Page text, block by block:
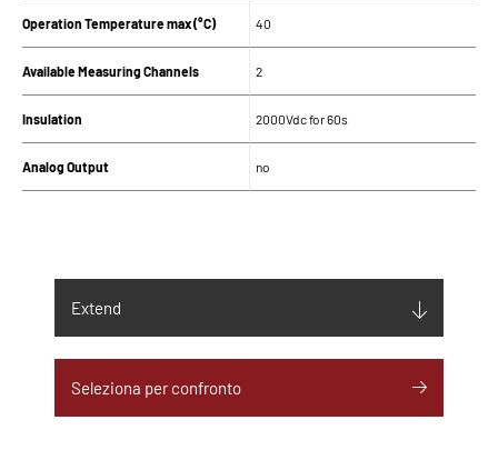
Operation Temperature max (°C)
Available Measuring Channels
Insulation
Analog Output
Maximum Input Current (A)
Maximum Input Frequency (Hz)
40
2
2000Vdc for 60s
no
2.5
Extend
Seleziona per confronto